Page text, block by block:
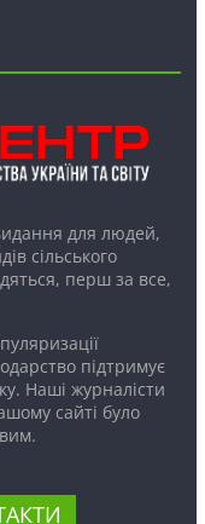
для людей,
сільського
перш за все,
підтримує
Наші журналісти
сайті було